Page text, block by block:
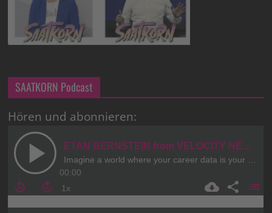
SAATKORN Podcast
Hören und abonnieren: